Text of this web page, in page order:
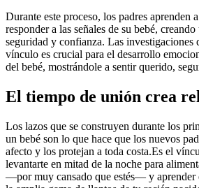
Durante este proceso, los padres aprenden
responder a las señales de su bebé,
seguridad y confianza. Las investigaciones
vínculo es crucial para el desarrollo
del bebé, mostrándole a sentir querido,
El tiempo de unión crea
Los lazos que se construyen durante los
un bebé son lo que hace que los nuevos
afecto y los protejan a toda costa.Es el
levantarte en mitad de la noche para
—por muy cansado que estés— y aprender